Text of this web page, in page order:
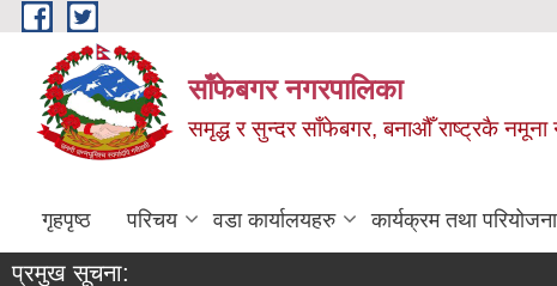
Skip to main content
साँफेबगर नगरपालिका
समृद्ध र सुन्दर साँफेबगर, बनाऔँ राष्ट्रकै नमूना
गृहपृष्ठ परिचय वडा कार्यालयहरु कार्यक्रम तथा परियोजना
प्रमुख सूचना: